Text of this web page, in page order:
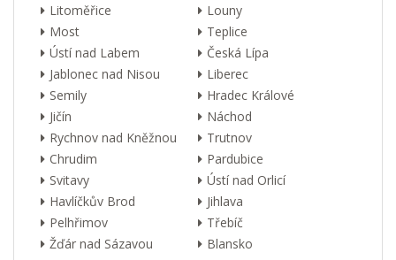
Litoměřice
Louny
Most
Teplice
Ústí nad Labem
Česká Lípa
Jablonec nad Nisou
Liberec
Semily
Hradec Králové
Jičín
Náchod
Rychnov nad Kněžnou
Trutnov
Chrudim
Pardubice
Svitavy
Ústí nad Orlicí
Havlíčkův Brod
Jihlava
Pelhřimov
Třebíč
Žďár nad Sázavou
Blansko